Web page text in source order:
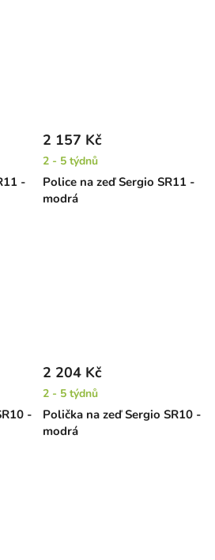
-
Police na zeď Sergio SR11 -
modrá
2 157 Kč
2 - 5 týdnů
-
Polička na zeď Sergio SR10 -
modrá
2 204 Kč
2 - 5 týdnů